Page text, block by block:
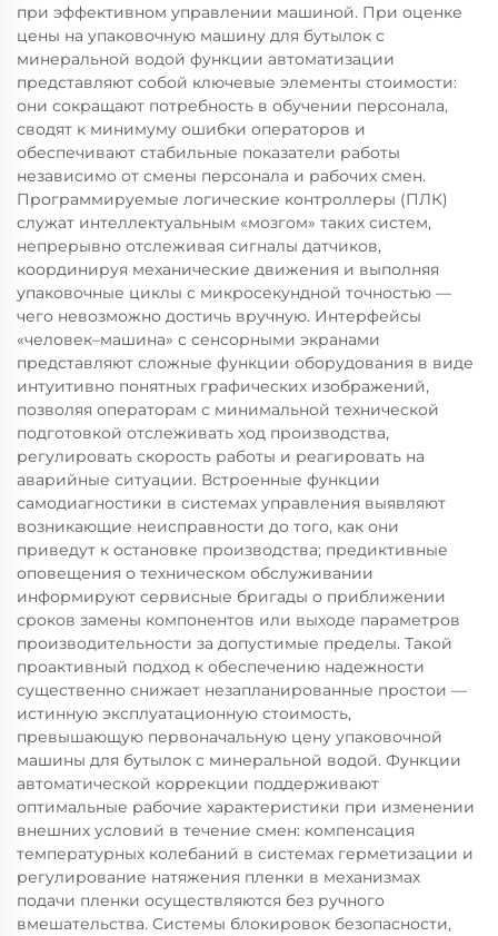
при эффективном управлении машиной. При оценке
цены на упаковочную машину для бутылок с
минеральной водой функции автоматизации
представляют собой ключевые элементы стоимости:
они сокращают потребность в обучении персонала,
сводят к минимуму ошибки операторов и
обеспечивают стабильные показатели работы
независимо от смены персонала и рабочих смен.
Программируемые логические контроллеры (ПЛК)
служат интеллектуальным «мозгом» таких систем,
непрерывно отслеживая сигналы датчиков,
координируя механические движения и выполняя
упаковочные циклы с микросекундной точностью —
чего невозможно достичь вручную. Интерфейсы
«человек–машина» с сенсорными экранами
представляют сложные функции оборудования в виде
интуитивно понятных графических изображений,
позволяя операторам с минимальной технической
подготовкой отслеживать ход производства,
регулировать скорость работы и реагировать на
аварийные ситуации. Встроенные функции
самодиагностики в системах управления выявляют
возникающие неисправности до того, как они
приведут к остановке производства; предиктивные
оповещения о техническом обслуживании
информируют сервисные бригады о приближении
сроков замены компонентов или выходе параметров
производительности за допустимые пределы. Такой
проактивный подход к обеспечению надежности
существенно снижает незапланированные простои —
истинную эксплуатационную стоимость,
превышающую первоначальную цену упаковочной
машины для бутылок с минеральной водой. Функции
автоматической коррекции поддерживают
оптимальные рабочие характеристики при изменении
внешних условий в течение смен: компенсация
температурных колебаний в системах герметизации и
регулирование натяжения пленки в механизмах
подачи пленки осуществляются без ручного
вмешательства. Системы блокировок безопасности,